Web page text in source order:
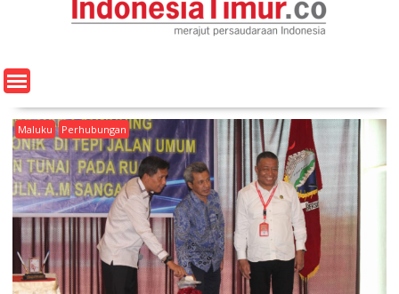
e
n
Maluku Perhubungan